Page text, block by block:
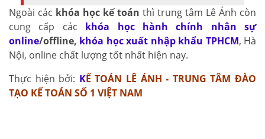
Ngoài các khóa học kế toán thì trung tâm Lê Ánh còn
cung cấp các khóa học hành chính nhân sự
online/offline, khóa học xuất nhập khẩu TPHCM, Hà
Nội, online chất lượng tốt nhất hiện nay.
Thực hiện bởi: KẾ TOÁN LÊ ÁNH - TRUNG TÂM ĐÀO
TẠO KẾ TOÁN SỐ 1 VIỆT NAM